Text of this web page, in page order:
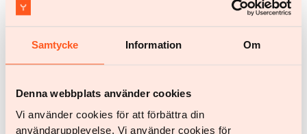
Samtycke Information Om
Denna webbplats använder cookies
Vi använder cookies för att förbättra din
användarupplevelse. Vi använder cookies för
fødevarer som grøntsager, rodfrugter, frugt og bær. Disse
udelukkes mange fødevarer, der ofte fører til
overspisning, som slik, kiks, is, chips, pizza, burgere og
nogle fremmer et højere fedtindtag. Det kan hurtigt øge